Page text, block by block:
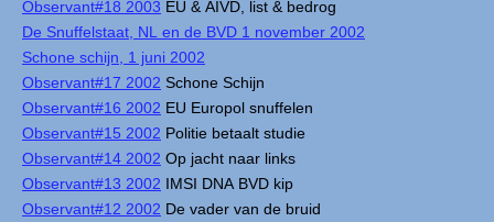
Observant#18 2003 EU & AIVD, list & bedrog
De Snuffelstaat, NL en de BVD 1 november 2002
Schone schijn, 1 juni 2002
Observant#17 2002 Schone Schijn
Observant#16 2002 EU Europol snuffelen
Observant#15 2002 Politie betaalt studie
Observant#14 2002 Op jacht naar links
Observant#13 2002 IMSI DNA BVD kip
Observant#12 2002 De vader van de bruid